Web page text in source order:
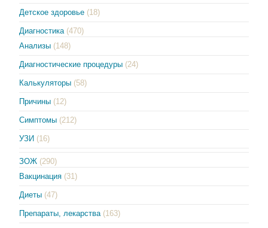
Детское здоровье (18)
Диагностика (470)
Анализы (148)
Диагностические процедуры (24)
Калькуляторы (58)
Причины (12)
Симптомы (212)
УЗИ (16)
ЗОЖ (290)
Вакцинация (31)
Диеты (47)
Препараты, лекарства (163)